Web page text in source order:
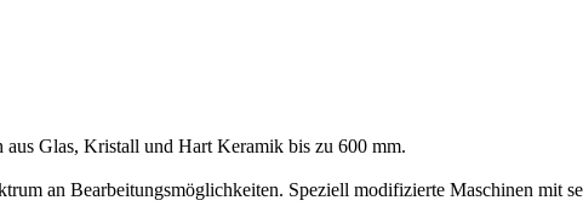
Glas, Kristall und Hart Keramik bis zu 600 mm.
an Bearbeitungsmöglichkeiten. Speziell modifizierte Maschinen mit